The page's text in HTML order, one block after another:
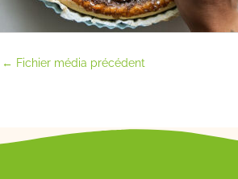
← Fichier média précédent